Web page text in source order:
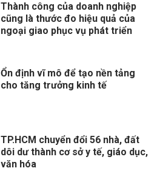
Thành công của doanh nghiệp
cũng là thước đo hiệu quả của
ngoại giao phục vụ phát triển
Ổn định vĩ mô để tạo nền tảng
cho tăng trưởng kinh tế
TP.HCM chuyển đổi 56 nhà, đất
dôi dư thành cơ sở y tế, giáo dục,
văn hóa